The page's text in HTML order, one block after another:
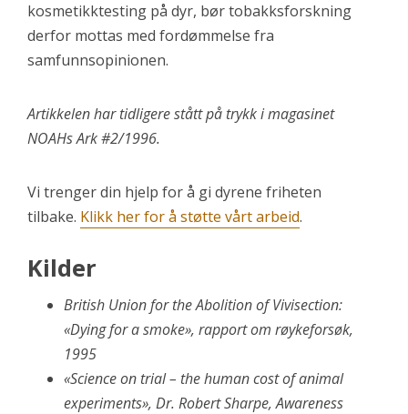
kosmetikktesting på dyr, bør tobakksforskning
derfor mottas med fordømmelse fra
samfunnsopinionen.
Artikkelen har tidligere stått på trykk i magasinet
NOAHs Ark #2/1996.
Vi trenger din hjelp for å gi dyrene friheten
tilbake. Klikk her for å støtte vårt arbeid.
Kilder
British Union for the Abolition of Vivisection:
«Dying for a smoke», rapport om røykeforsøk,
1995
«Science on trial – the human cost of animal
experiments», Dr. Robert Sharpe, Awareness